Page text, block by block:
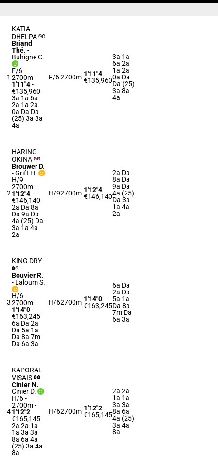
1
KATIA
DHELPA
Briand
Thé. -
Buhigne C.
F/6 -
2700m-
1'11"4-
€135,960
3a 1a 6a
2a 1a 2a
0a Da Da
(25) 3a 8a
4a
F/62700m 1'11"4
€135,960
3a 1a
6a 2a
1a 2a
0a Da
Da (25)
3a 8a
4a
2
HARING
OKINA
Brouwer D.
-Grift H.
H/9 -
2700m-
1'12"4-
€146,140
2a Da 8a
Da 9a Da
4a (25) Da
3a 1a 4a
2a
H/92700m 1'12"4
€146,140
2a Da
8a Da
9a Da
4a (25)
Da 3a
1a 4a
2a
3
KING DRY
Bouvier R.
- Laloum S.
H/6 -
2700m-
1'14"0-
€163,245
6a Da 2a
Da 5a 1a
Da 8a 7m
Da 6a 3a
H/62700m 1'14"0
€163,245
6a Da
2a Da
5a 1a
Da 8a
7m Da
6a 3a
4
KAPORAL
VISAIS
Cinier N. -
Cinier D.
H/6 -
2700m-
1'12"2-
€165,145
2a 2a 1a
1a 3a 3a
8a 6a 4a
(25) 3a 4a
8a
H/62700m 1'12"2
€165,145
2a 2a
1a 1a
3a 3a
8a 6a
4a (25)
3a 4a
8a